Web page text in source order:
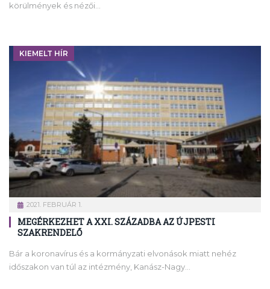
körülmények és nézői…
KIEMELT HÍR
2021. FEBRUÁR 1.
MEGÉRKEZHET A XXI. SZÁZADBA AZ ÚJPESTI
SZAKRENDELŐ
Bár a koronavírus és a kormányzati elvonások miatt nehéz
időszakon van túl az intézmény, Kanász-Nagy…